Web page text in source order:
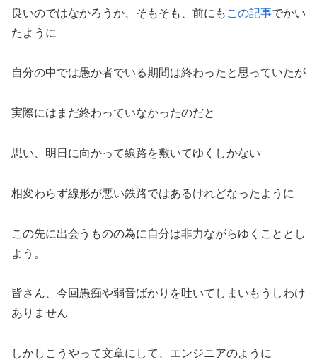
良いのではなかろうか、そもそも、前にも この記事でかい
たように
自分の中では愚か者でいる期間は終わったと思っていたが
実際にはまだ終わっていなかったのだと
思い、明日に向かって線路を敷いてゆくしかない
相変わらず線形が悪い鉄路ではあるけれどなったように
この先に出会うものの為に自分は非力ながらゆくこととし
よう。
皆さん、今回愚痴や弱音ばかりを吐いてしまいもうしわけ
ありません
しかしこうやって文章にして、エンジニアのように